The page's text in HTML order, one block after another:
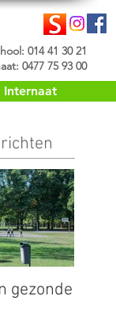
014 41 30 21
0477 75 93 00
Internaat
gezonde